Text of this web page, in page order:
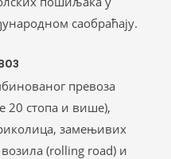
саобраћају.
превоза
20 стопа и више),
замењивих
(rolling road) и